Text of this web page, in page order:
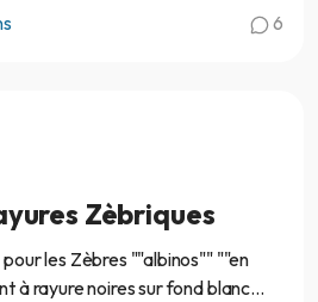
6
Zèbriques
les Zèbres ""albinos"" ""en
à rayure noires sur fond blanc...